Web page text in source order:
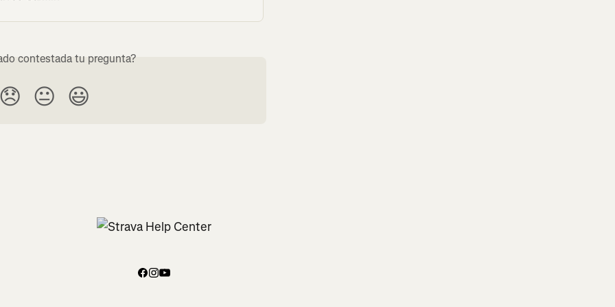
contestada tu pregunta?
😞 😐 😃